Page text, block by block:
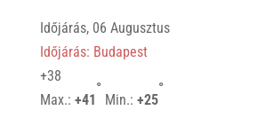
Időjárás, 06 Augusztus
Időjárás: Budapest
+38
Max.: +41
°
Min.: +25
°